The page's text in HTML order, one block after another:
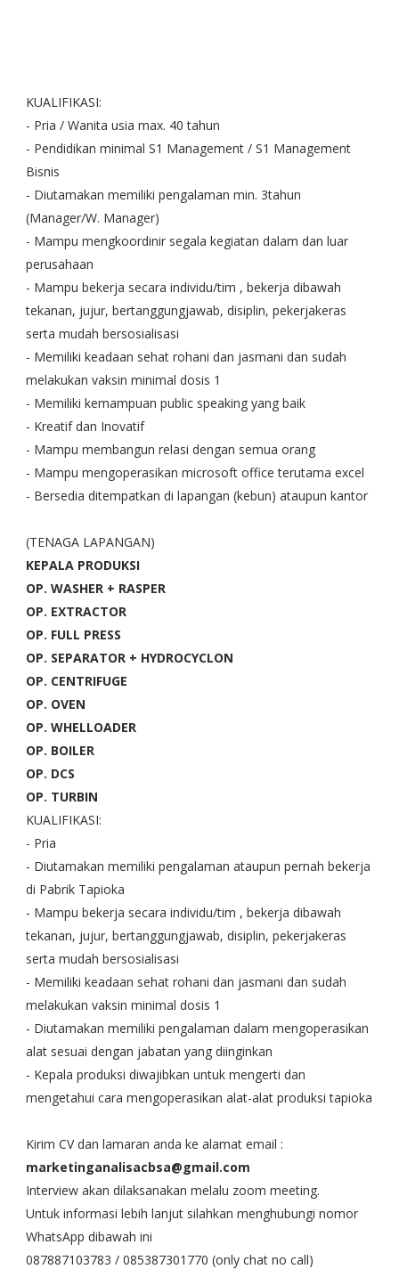
KUALIFIKASI:
- Pria / Wanita usia max. 40 tahun
- Pendidikan minimal S1 Management / S1 Management
Bisnis
- Diutamakan memiliki pengalaman min. 3tahun
(Manager/W. Manager)
- Mampu mengkoordinir segala kegiatan dalam dan luar
perusahaan
- Mampu bekerja secara individu/tim , bekerja dibawah
tekanan, jujur, bertanggungjawab, disiplin, pekerjakeras
serta mudah bersosialisasi
- Memiliki keadaan sehat rohani dan jasmani dan sudah
melakukan vaksin minimal dosis 1
- Memiliki kemampuan public speaking yang baik
- Kreatif dan Inovatif
- Mampu membangun relasi dengan semua orang
- Mampu mengoperasikan microsoft office terutama excel
- Bersedia ditempatkan di lapangan (kebun) ataupun kantor
(TENAGA LAPANGAN)
KEPALA PRODUKSI
OP. WASHER + RASPER
OP. EXTRACTOR
OP. FULL PRESS
OP. SEPARATOR + HYDROCYCLON
OP. CENTRIFUGE
OP. OVEN
OP. WHELLOADER
OP. BOILER
OP. DCS
OP. TURBIN
KUALIFIKASI:
- Pria
- Diutamakan memiliki pengalaman ataupun pernah bekerja
di Pabrik Tapioka
- Mampu bekerja secara individu/tim , bekerja dibawah
tekanan, jujur, bertanggungjawab, disiplin, pekerjakeras
serta mudah bersosialisasi
- Memiliki keadaan sehat rohani dan jasmani dan sudah
melakukan vaksin minimal dosis 1
- Diutamakan memiliki pengalaman dalam mengoperasikan
alat sesuai dengan jabatan yang diinginkan
- Kepala produksi diwajibkan untuk mengerti dan
mengetahui cara mengoperasikan alat-alat produksi tapioka
Kirim CV dan lamaran anda ke alamat email :
marketinganalisacbsa@gmail.com
Interview akan dilaksanakan melalu zoom meeting.
Untuk informasi lebih lanjut silahkan menghubungi nomor
WhatsApp dibawah ini
087887103783 / 085387301770 (only chat no call)